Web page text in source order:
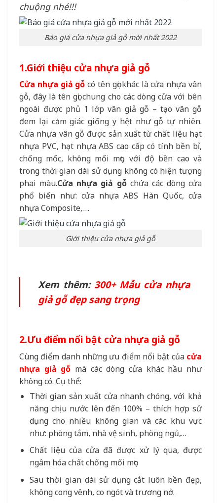
chuộng nhé!!!
Báo giá cửa nhựa giả gỗ mới nhất 2022
1.Giới thiệu cửa nhựa giả gỗ
Cửa nhựa giả gỗ có tên gọi khác là cửa nhựa vân
gỗ, đây là tên gọi chung cho các dòng cửa với bên
ngoài được phủ 1 lớp vân giả gỗ – tạo vân gỗ
đem lại cảm giác giống y hệt như gỗ tự nhiên.
Cửa nhựa vân gỗ được sản xuất từ chất liệu hạt
nhựa PVC, hạt nhựa ABS cao cấp có tính bền bỉ,
chống mốc, không mối mọt, với độ bền cao và
trong thời gian dài sử dụng không có hiện tượng
phai màu.Cửa nhựa giả gỗchứa các dòng cửa
phổ biến như: cửa nhựa ABS Hàn Quốc, cửa
nhựa Composite,….
Giới thiệu cửa nhựa giả gỗ
Xem thêm: 300+ Mẫu cửa nhựa
giả gỗ đẹp sang trọng
2.Ưu điểm nổi bật cửa nhựa giả gỗ
Cùng điểm danh những ưu điểm nổi bật của cửa
nhựa giả gỗ mà các dòng cửa khác hầu như
không có. Cụ thể:
Thời gian sản xuất cửa nhanh chóng, với khả
năng chịu nước lên đến 100% – thích hợp sử
dụng cho nhiều không gian và các khu vực
như: phòng tắm, nhà vệ sinh, phòng ngủ,…
Chất liệu của cửa đã được xử lý qua, được
ngâm hóa chất chống mối mọt.
Sau thời gian dài sử dụng cắt luôn bền đẹp,
không cong vênh, co ngót và trương nở.